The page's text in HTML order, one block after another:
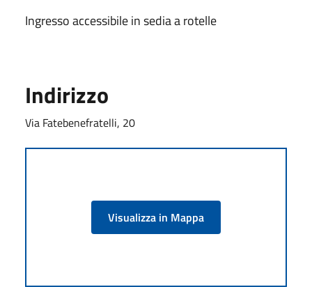
Ingresso accessibile in sedia a rotelle
Indirizzo
Via Fatebenefratelli, 20
Visualizza in Mappa